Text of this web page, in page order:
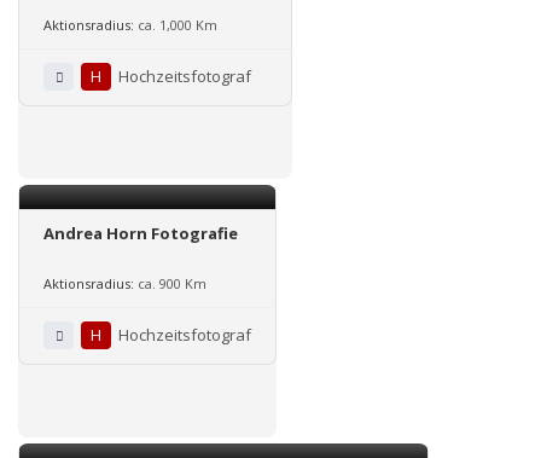
Aktionsradius: ca. 1,000 Km
H Hochzeitsfotograf
Andrea Horn Fotografie
Aktionsradius: ca. 900 Km
H Hochzeitsfotograf